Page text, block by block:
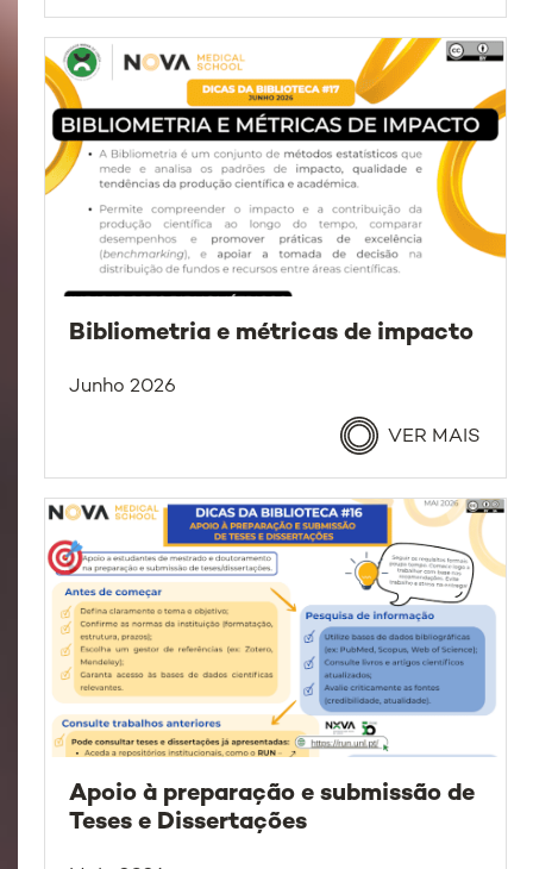
Bibliometria e métricas de impacto
Junho 2026
VER MAIS
Apoio à preparação e submissão de
Teses e Dissertações